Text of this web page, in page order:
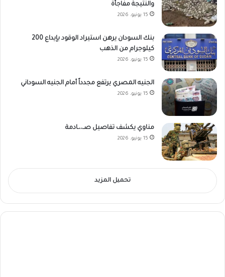
والنتيجة مفاجأة
15 يونيو، 2026
بنك السودان يرهن استيراد الوقود بإيداع 200
كيلوجرام من الذهب
15 يونيو، 2026
الجنيه المصري يرتفع مجدداً أمام الجنيه السوداني
15 يونيو، 2026
مناوي يكشف تفاصيل صـ،،ـادمة
15 يونيو، 2026
تحميل المزيد